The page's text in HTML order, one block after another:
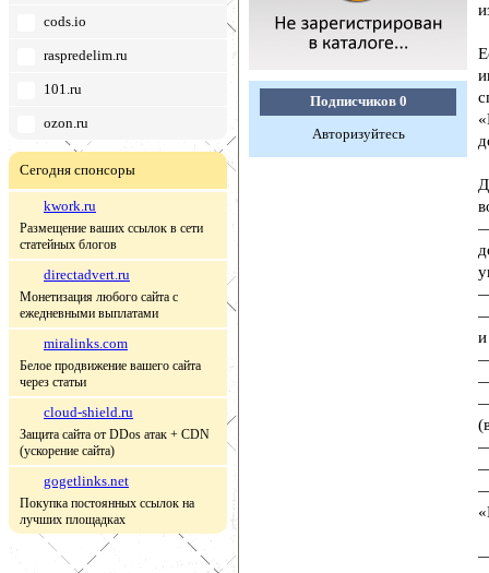
cods.io
raspredelim.ru
101.ru
ozon.ru
Сегодня спонсоры
kwork.ru
Размещение ваших ссылок в сети
статейных блогов
directadvert.ru
Монетизация любого сайта с
ежедневными выплатами
miralinks.com
Белое продвижение вашего сайта
через статьи
cloud-shield.ru
Защита сайта от DDos атак + CDN
(ускорение сайта)
gogetlinks.net
Покупка постоянных ссылок на
лучших площадках
Подписчиков 0
Авторизуйтесь